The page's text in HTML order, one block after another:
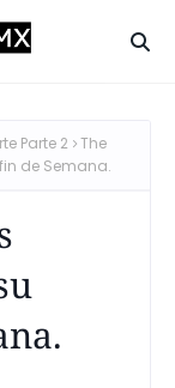
Parte 2
The
de Semana.